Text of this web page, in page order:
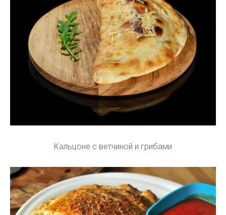
Кальцоне с ветчиной и грибами